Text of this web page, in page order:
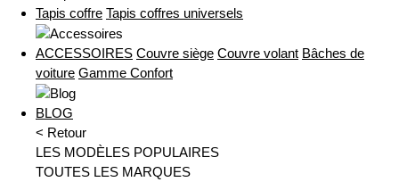
Tapis coffre Tapis coffres universels
ACCESSOIRES Couvre siège Couvre volant Bâches de
voiture Gamme Confort
BLOG
< Retour
LES MODÈLES POPULAIRES
TOUTES LES MARQUES